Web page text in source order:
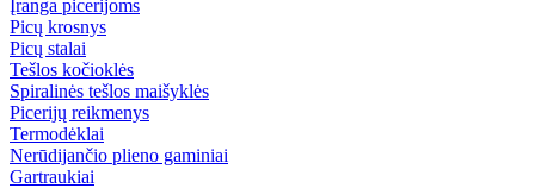
Įranga picerijoms
Picų krosnys
Picų stalai
Tešlos kočioklės
Spiralinės tešlos maišyklės
Picerijų reikmenys
Termodėklai
Nerūdijančio plieno gaminiai
Gartraukiai